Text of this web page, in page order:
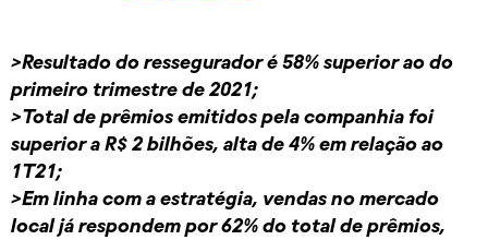
>Resultado do ressegurador é 58% superior ao do
primeiro trimestre de 2021;
>Total de prêmios emitidos pela companhia foi
superior a R$ 2 bilhões, alta de 4% em relação ao
1T21;
>Em linha com a estratégia, vendas no mercado
local já respondem por 62% do total de prêmios,